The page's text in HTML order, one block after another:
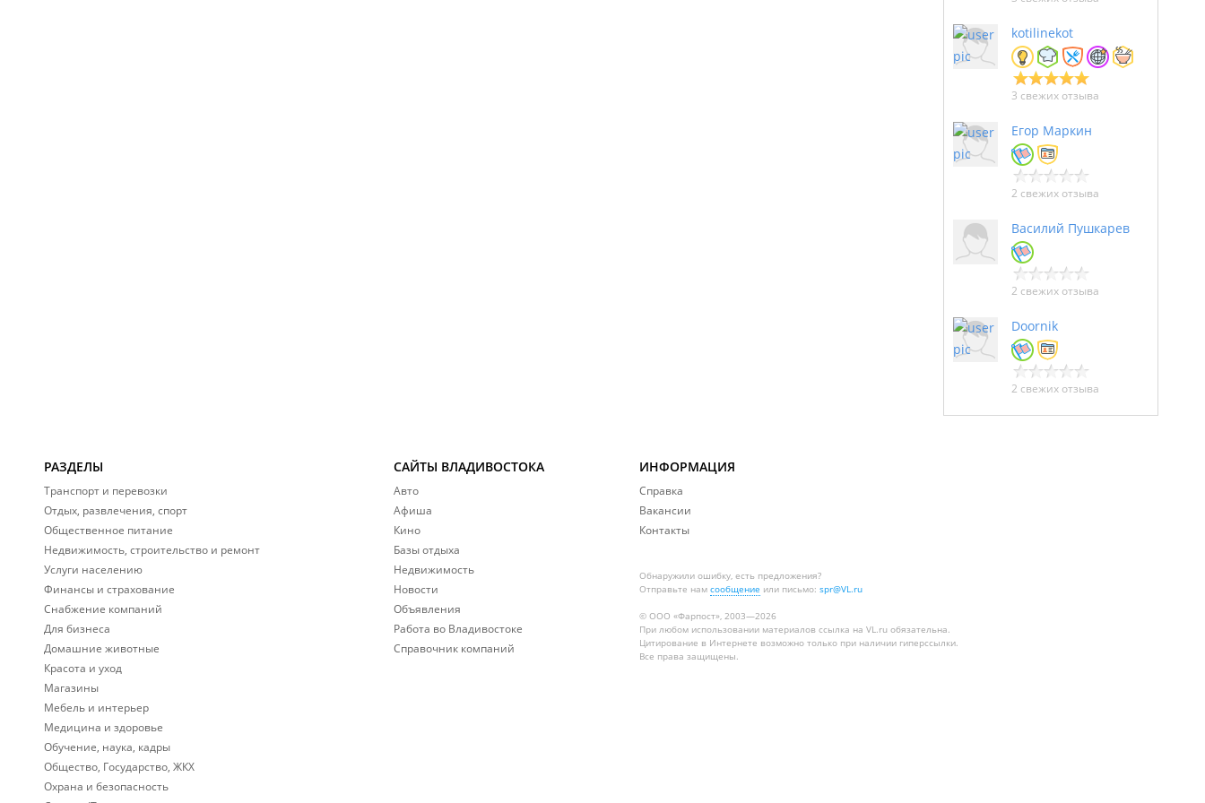
kotilinekot
3 свежих отзыва
Егор Маркин
2 свежих отзыва
Василий Пушкарев
2 свежих отзыва
Doornik
2 свежих отзыва
РАЗДЕЛЫ
Транспорт и перевозки
Отдых, развлечения, спорт
Общественное питание
Недвижимость, строительство и ремонт
Услуги населению
Финансы и страхование
Снабжение компаний
Для бизнеса
Домашние животные
Красота и уход
Магазины
Мебель и интерьер
Медицина и здоровье
Обучение, наука, кадры
Общество, Государство, ЖКХ
Охрана и безопасность
САЙТЫ ВЛАДИВОСТОКА
Авто
Афиша
Кино
Базы отдыха
Недвижимость
Новости
Объявления
Работа во Владивостоке
Справочник компаний
ИНФОРМАЦИЯ
Справка
Вакансии
Контакты
Обнаружили ошибку, есть предложения?
Отправьте нам сообщение или письмо: spr@VL.ru
© ООО «Фарпост», 2003—2026
При любом использовании материалов ссылка на VL.ru обязательна.
Цитирование в Интернете возможно только при наличии гиперссылки.
Все права защищены.